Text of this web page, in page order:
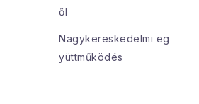
ől
Nagykereskedelmi eg
yüttműködés